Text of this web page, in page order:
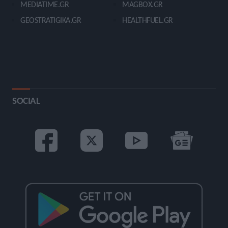
MEDIATIME.GR
GEOSTRATIGIKA.GR
MAGBOX.GR
HEALTHFUEL.GR
SOCIAL